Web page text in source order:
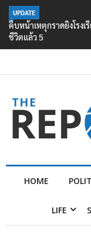
UPDATE
คืบหน้าเหตุกราดยิงโรง
ชีวิตแล้ว 5
HOME
LIFE